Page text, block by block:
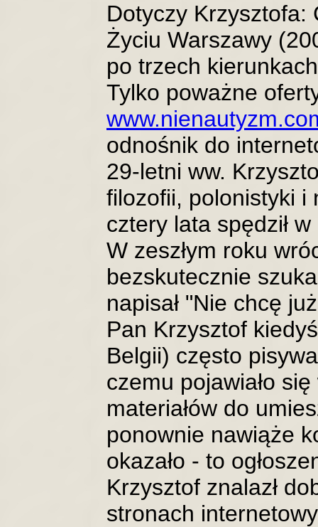
Dotyczy Krzysztofa:
Życiu Warszawy
po trzech
Tylko poważne
odnośnik do
29-letni ww.
filozofii, polonistyki i
cztery lata spędził
W zeszłym roku
bezskutecznie
napisał "Nie chcę
Pan Krzysztof
Belgii) często
czemu pojawiało
materiałów do
ponownie nawiąże
okazało - to
Krzysztof znalazł
stronach